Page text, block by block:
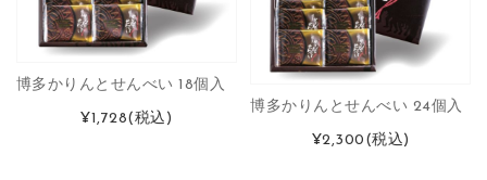
博多かりんとせんべい 18個入
¥1,728(税込)
博多かりんとせんべい 24個入
¥2,300 (税込)